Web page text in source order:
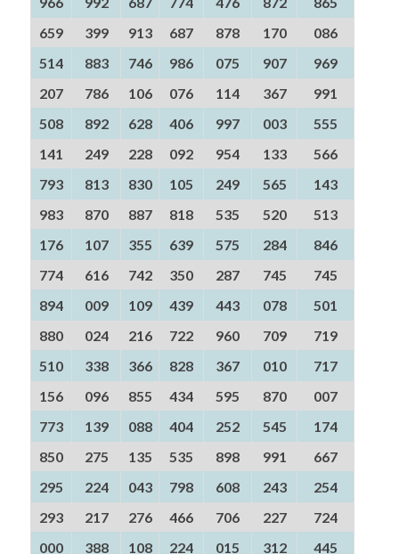
659
399 913 687 878 170
086
514
883 746 986 075 907
969
207
786 106 076 114 367
991
508
892 628 406 997 003
555
141
249 228 092 954 133
566
793
813 830 105 249 565
143
983
870 887 818 535 520
513
176
107 355 639 575 284
846
774
616 742 350 287 745
745
894
009 109 439 443 078
501
880
024 216 722 960 709
719
510
338 366 828 367 010
717
156
096 855 434 595 870
007
773
139 088 404 252 545
174
850
275 135 535 898 991
667
295
224 043 798 608 243
254
293
217 276 466 706 227
724
000
388 108 224 015 312
445